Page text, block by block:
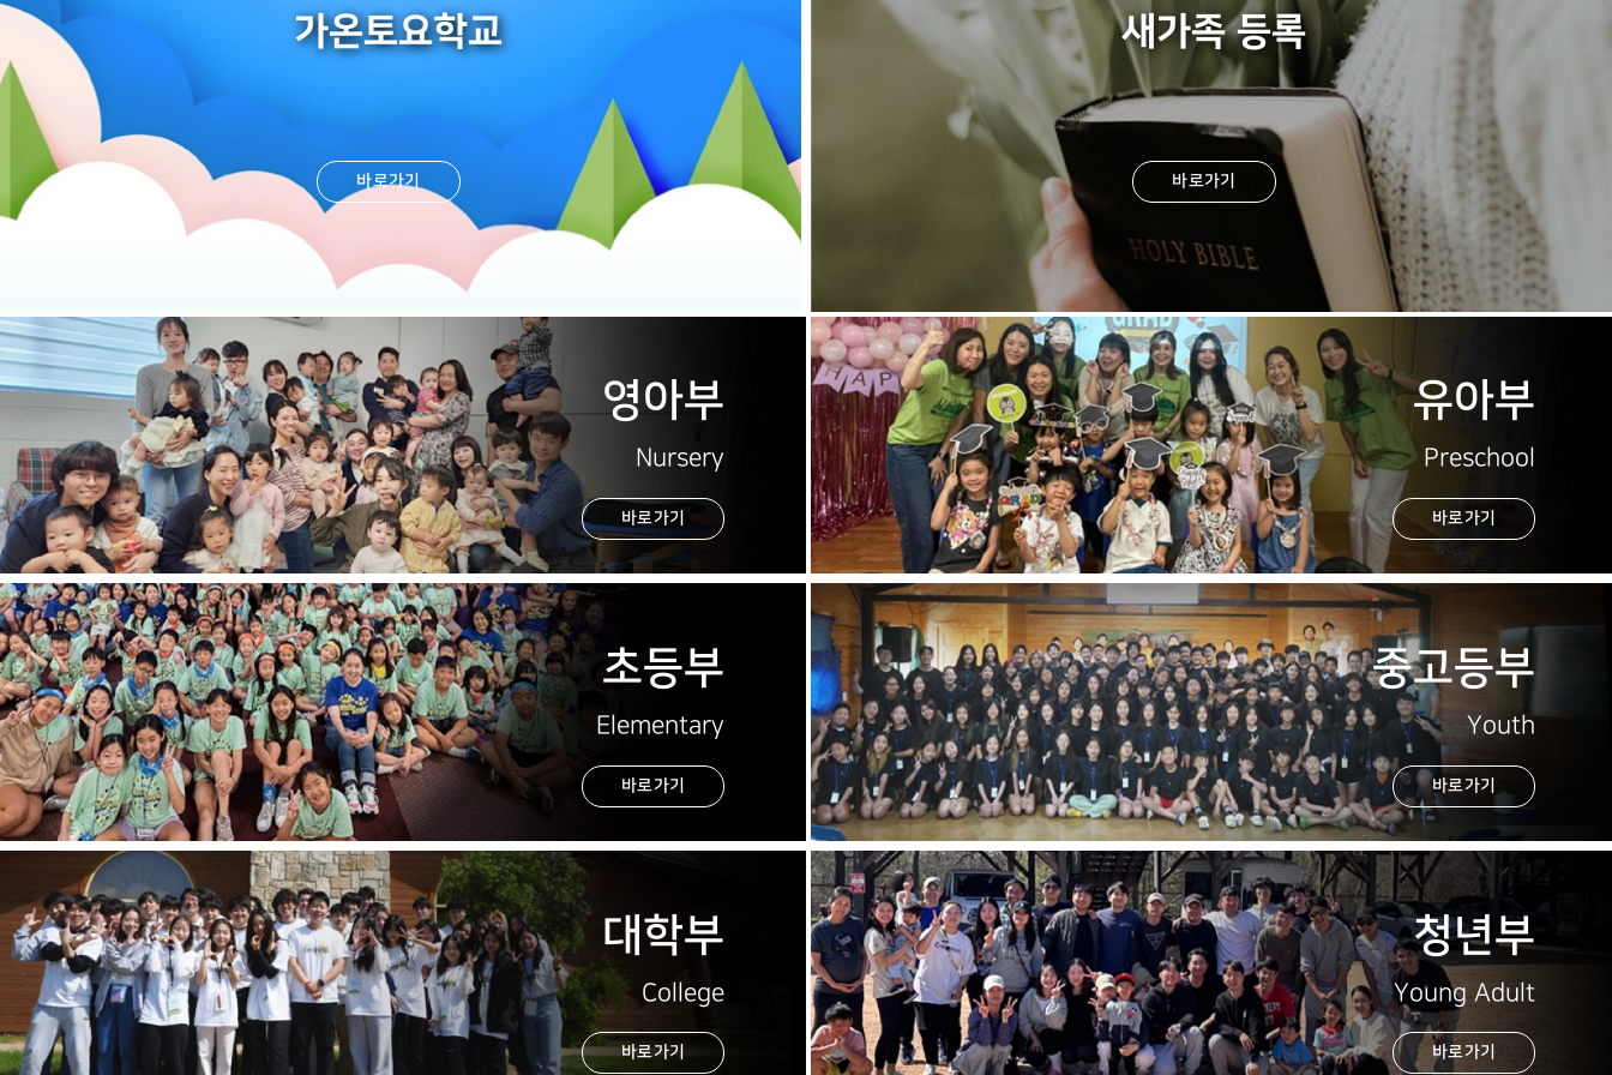
가온토요학교
바로가기
새가족 등록
바로가기
영아부
Nursery
바로가기
유아부
Preschool
바로가기
초등부
Elementary
바로가기
중고등부
Youth
바로가기
대학부
College
바로가기
청년부
Young Adult
바로가기